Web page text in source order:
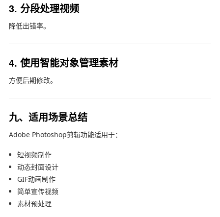
3. 分段处理视频
降低出错率。
4. 使用智能对象管理素材
方便后期修改。
九、适用场景总结
Adobe Photoshop剪辑功能适用于：
短视频制作
动态封面设计
GIF动画制作
简单宣传视频
素材预处理